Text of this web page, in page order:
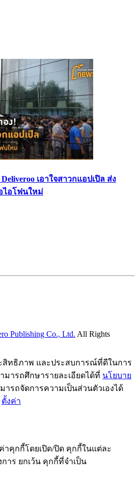
เอาใจสาวกแอปเปิล ส่ง
ไอโฟนใหม่
Publishing Co., Ltd. All Rights
สิทธิภาพ และประสบการณ์ที่ดีในการ
ารถศึกษารายละเอียดได้ที่ นโยบาย
ารถจัดการความเป็นส่วนตัวเองได้
ตั้งค่า
คุกกี้โดยเปิด/ปิด คุกกี้ในแต่ละ
าร ยกเว้น คุกกี้ที่จำเป็น